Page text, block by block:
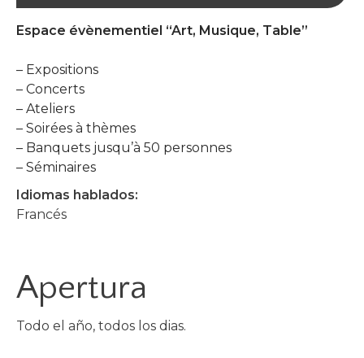
Espace évènementiel “Art, Musique, Table”
– Expositions
– Concerts
– Ateliers
– Soirées à thèmes
– Banquets jusqu’à 50 personnes
– Séminaires
Idiomas hablados:
Francés
Apertura
Todo el año, todos los dias.